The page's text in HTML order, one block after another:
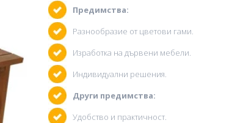
Предимства:
Разнообразие от цветови гами.
Изработка на дървени мебели.
Индивидуални решения.
Други предимства:
Удобство и практичност.